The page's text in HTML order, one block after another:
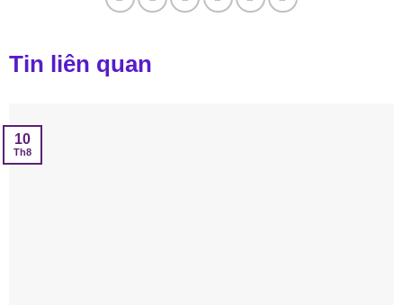
Tin liên quan
10
Th8